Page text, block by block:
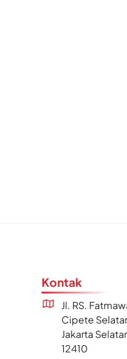
Kontak
Jl. RS.
Cipete
Jakarta
12410